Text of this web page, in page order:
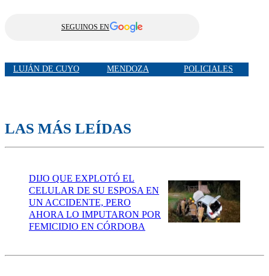
SEGUINOS EN
LUJÁN DE CUYO MENDOZA POLICIALES
LAS MÁS LEÍDAS
DIJO QUE EXPLOTÓ EL
CELULAR DE SU ESPOSA EN
UN ACCIDENTE, PERO
AHORA LO IMPUTARON POR
FEMICIDIO EN CÓRDOBA